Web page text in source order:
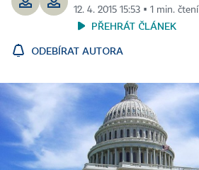
12. 4. 2015 15:53 ▪ 1 min. čtení
PŘEHRÁT ČLÁNEK
ODEBÍRAT AUTORA